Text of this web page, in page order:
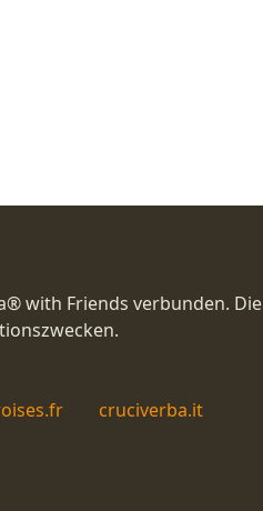
with Friends verbunden. Die
cruciverba.it